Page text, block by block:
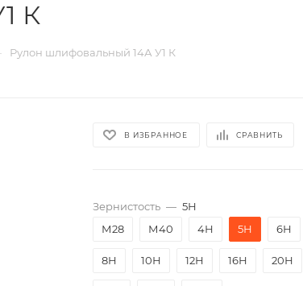
К
Рулон шлифовальный 14А У1 К
В ИЗБРАННОЕ СРАВНИТЬ
Зернистость — 5Н
М28
М40 4Н 5Н 6Н
8Н 10Н 12Н 16Н 20Н